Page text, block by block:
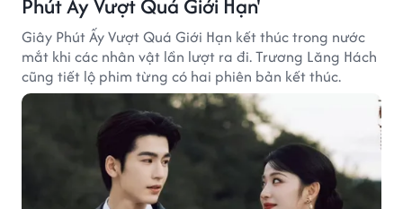
Phút Ấy Vượt Quá Giới Hạn'
Giây Phút Ấy Vượt Quá Giới Hạn kết thúc trong nước
mắt khi các nhân vật lần lượt ra đi. Trương Lăng Hách
cũng tiết lộ phim từng có hai phiên bản kết thúc.